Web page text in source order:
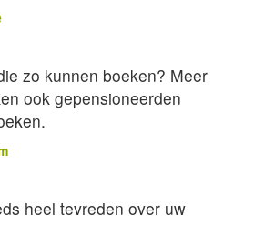
zo kunnen boeken? Meer
ook gepensioneerden
heel tevreden over uw